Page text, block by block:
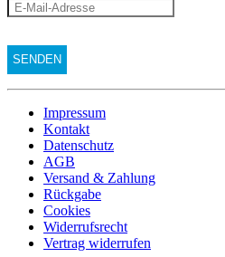
Impressum
Kontakt
Datenschutz
AGB
Versand & Zahlung
Rückgabe
Cookies
Widerrufsrecht
Vertrag widerrufen